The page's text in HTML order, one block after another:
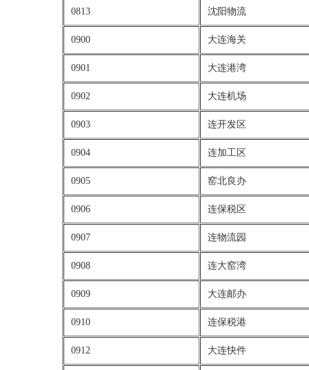
0813 沈阳物流
0900 大连海关
0901 大连港湾
0902 大连机场
0903 连开发区
0904 连加工区
0905 窑北良办
0906 连保税区
0907 连物流园
0908 连大窑湾
0909 大连邮办
0910 连保税港
0912 大连快件